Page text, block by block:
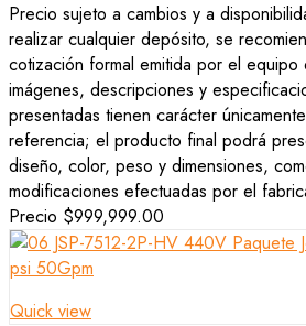
Precio sujeto a cambios y a
realizar cualquier depósito, se
cotización formal emitida por el equipo
imágenes, descripciones y
presentadas tienen carácter
referencia; el producto final podrá
diseño, color, peso y dimensiones,
modificaciones efectuadas por el
Precio $999,999.00
Quick view